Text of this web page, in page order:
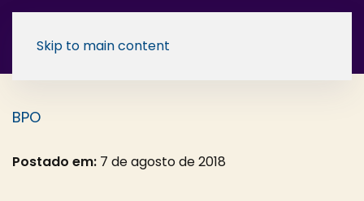
Skip to main content
BPO
Postado em: 7 de agosto de 2018